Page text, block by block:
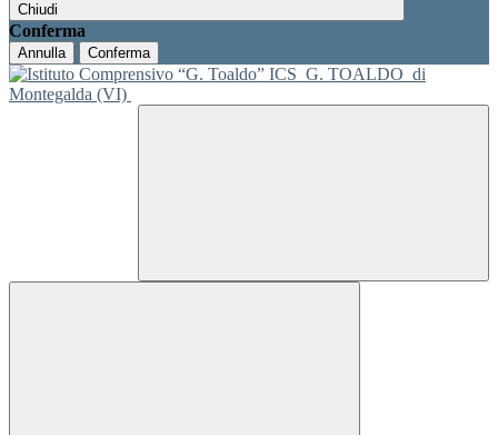
Chiudi
Conferma
Annulla Conferma
ICS G. TOALDO di
Montegalda (VI)